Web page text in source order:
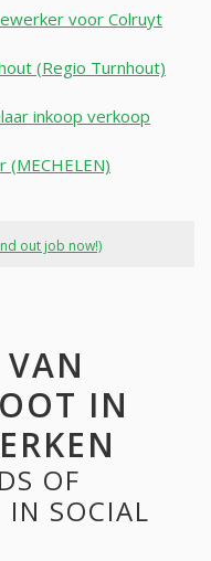
voor Colruyt
(Regio Turnhout)
inkoop verkoop
out job now!)
IN
OF
IN SOCIAL